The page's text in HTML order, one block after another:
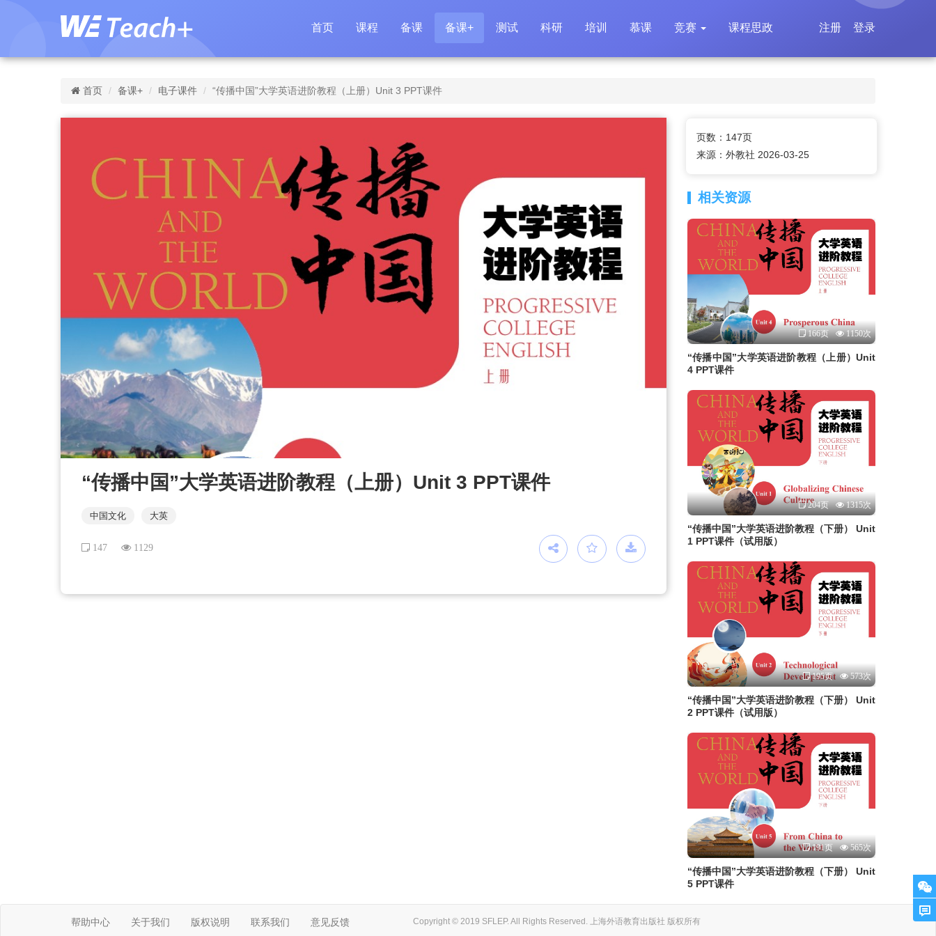
首页 课程 备课 备课+ 测试 科研 培训 慕课 竞赛 课程思政 登录
注册
首页 备课+ 电子课件 “传播中国”大学英语进阶教程（上册）Unit 3 PPT课件
“传播中国”大学英语进阶教程（上册）Unit 3 PPT课件
中国文化 大英
147 1129
页数：147页
来源：外教社 2026-03-25
相关资源
166页 1150次
“传播中国”大学英语进阶教程（上册）Unit
4 PPT课件
204页 1315次
“传播中国”大学英语进阶教程（下册） Unit
1 PPT课件（试用版）
195页 573次
“传播中国”大学英语进阶教程（下册） Unit
2 PPT课件（试用版）
191页 565次
“传播中国”大学英语进阶教程（下册） Unit
5 PPT课件
帮助中心 关于我们 版权说明 联系我们 意见反馈 Copyright © 2019 SFLEP. All Rights Reserved. 上海外语教育出版社 版权所有